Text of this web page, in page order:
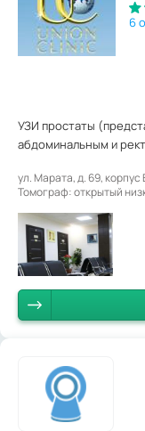
6
УЗИ простаты
абдоминальным и
ул. Марата, д. 69, корпус
Томограф: открытый